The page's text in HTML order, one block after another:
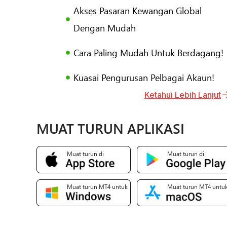
Akses Pasaran Kewangan Global
Dengan Mudah
Cara Paling Mudah Untuk Berdagang!
Kuasai Pengurusan Pelbagai Akaun!
Ketahui Lebih Lanjut
MUAT TURUN APLIKASI
Muat turun di Muat turun di
Muat turun MT4 untuk Muat turun MT4